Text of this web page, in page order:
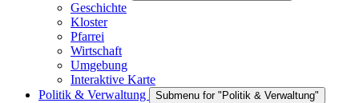
Geschichte
Kloster
Pfarrei
Wirtschaft
Umgebung
Interaktive Karte
Politik & Verwaltung
Submenu for "Politik & Verwaltung"